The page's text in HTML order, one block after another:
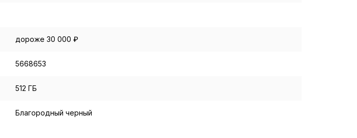
дороже 30 000 ₽
5668653
512 ГБ
Благородный черный